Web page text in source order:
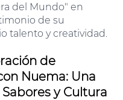
del Mundo" en
de su
talento y creatividad.
de
Nuema: Una
y Cultura